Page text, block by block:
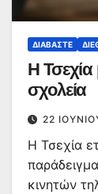
ΔΙΑΒΆΣΤΕ
Η Τσεχία
σχολεία
22
Η Τσεχία
κινητών